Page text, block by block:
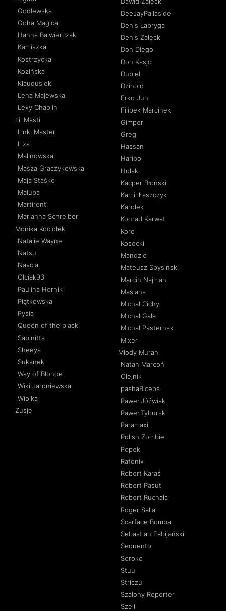
Godlewska
Goha Magical
Hanna Balwierczak
Kamiszka
Kostrzycka
Kozińska
Klaudusiek
Lena Majewska
Lexy Chaplin
Lil Masti
Linki Master
Liza
Malinowska
Masza Graczykowska
Maja Staśko
Maluba
Martirenti
Marianna Schreiber
Monika Kociołek
Natalie Wayne
Natsu
Navcia
Olciak93
Paulina Hornik
Piątkowska
Pysia
Queen of the black
Sabinitta
Sheeya
Sukanek
Way of Blonde
Wiki Jaroniewska
Wiolka
Zusje
DeeJayPallaside
Denis Labryga
Denis Załęcki
Don Diego
Don Kasjo
Dubiel
Dzinold
Erko Jun
Filipek Marcinek
Gimper
Greg
Hassan
Haribo
Holak
Kacper Błoński
Kamil Łaszczyk
Karolek
Konrad Karwat
Koro
Kosecki
Mandzio
Mateusz Spysiński
Marcin Najman
Maślana
Michał Cichy
Michał Gała
Michał Pasternak
Mixer
Młody Muran
Natan Marcoń
Olejnik
pashaBiceps
Paweł Jóźwiak
Paweł Tyburski
Paramaxil
Polish Zombie
Popek
Rafonix
Robert Karaś
Robert Pasut
Robert Ruchała
Roger Salla
Scarface Bomba
Sebastian Fabijański
Sequento
Soroko
Stuu
Striczu
Szalony Reporter
Szeli